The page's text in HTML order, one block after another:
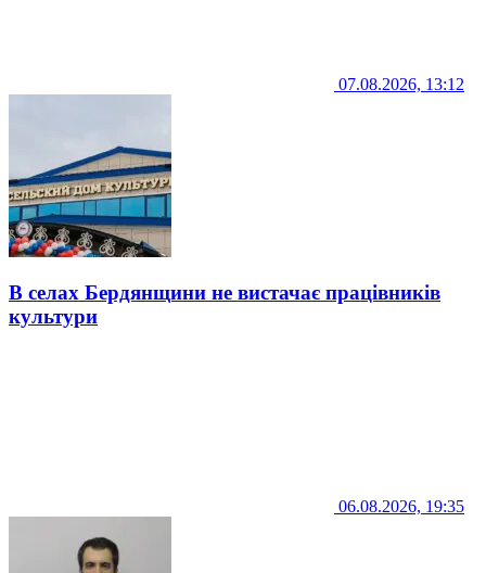
07.08.2026, 13:12
В селах Бердянщини не вистачає працівників
культури
06.08.2026, 19:35